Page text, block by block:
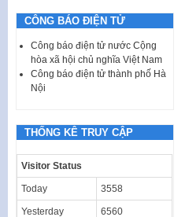
CÔNG BÁO ĐIỆN TỬ
Công báo điện tử nước Cộng
hòa xã hội chủ nghĩa Việt Nam
Công báo điện tử thành phố Hà
Nội
THỐNG KÊ TRUY CẬP
Visitor Status
Today 3558
Yesterday 6560